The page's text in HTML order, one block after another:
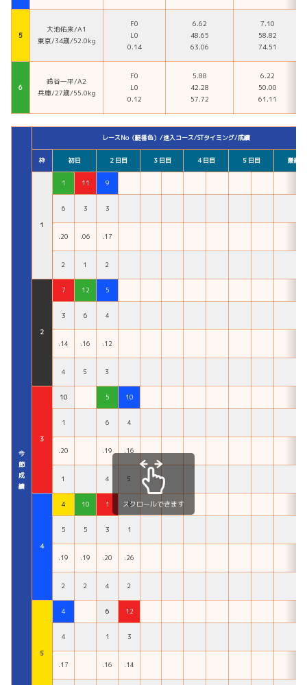
５
大池佑来/A1
東京/34歳/52.0kg
F0
L0
0.14
6.62
48.65
63.06
7.10
58.82
74.51
６
鈴谷一平/A2
兵庫/27歳/55.0kg
F0
L0
0.12
5.88
42.28
57.72
6.22
50.00
61.11
今
節
成
績
レースNo（艇番色）/進入コース/STタイミング/成績
枠 初日 ２日目 ３日目 ４日目 ５日目 最終日
１
1 11 9
6 3 3
.20 .06 .17
２ １ ２
２
7 12 5
3 6 4
.14 .16 .12
４ ５ ３
３
10 5 10
1 6 4
.20 .19 .16
１ ４ ５
４
4 10 1 8
5 5 3 1
.19 .19 .20 .26
２ ２ ４ ２
５
4 6 12
4 1 3
.17 .16 .14
スクロールできます